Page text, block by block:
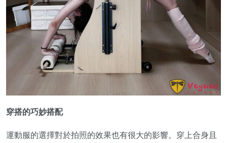
穿搭的巧妙搭配
運動服的選擇對於拍照的效果也有很大的影響。穿上合身且